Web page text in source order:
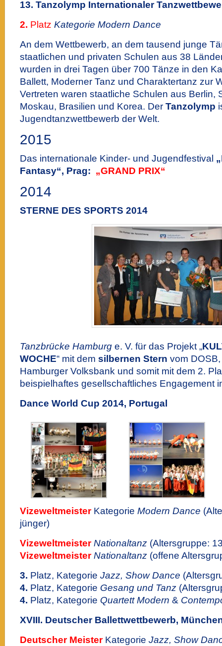
13. Tanzolymp Internationaler
2. Platz Kategorie Modern Dance
An dem Wettbewerb, an dem tausend junge
staatlichen und privaten Schulen aus 38
wurden in drei Tagen über 700 Tänze in den
Ballett, Moderner Tanz und Charaktertanz zur
Vertreten waren staatliche Schulen aus Berlin,
Moskau, Brasilien und Korea. Der Tanzolymp
Jugendtanzwettbewerb der Welt.
2015
Das internationale Kinder- und Jugendfestival
Fantasy“, Prag: „GRAND PRIX“
2014
STERNE DES SPORTS 2014
Tanzbrücke Hamburg e. V. für das Projekt „
WOCHE“ mit dem silbernen Stern vom
Hamburger Volksbank und somit mit dem 2.
beispielhaftes gesellschaftliches Engagement
Dance World Cup 2014, Portugal
Vizeweltmeister Kategorie Modern Dance
jünger)
Vizeweltmeister Nationaltanz (Altersgruppe:
Vizeweltmeister Nationaltanz (offene
3. Platz, Kategorie Jazz, Show Dance
4. Platz, Kategorie Gesang und Tanz
4. Platz, Kategorie Quartett Modern &
XVIII. Deutscher Ballettwettbewerb,
Deutscher Meister Kategorie Jazz, Show